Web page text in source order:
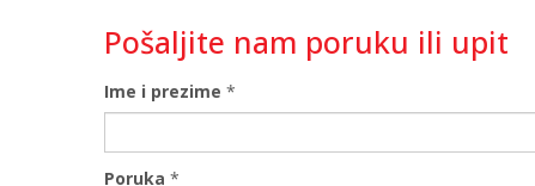
Pošaljite nam poruku ili upit
Ime i prezime *
Poruka *